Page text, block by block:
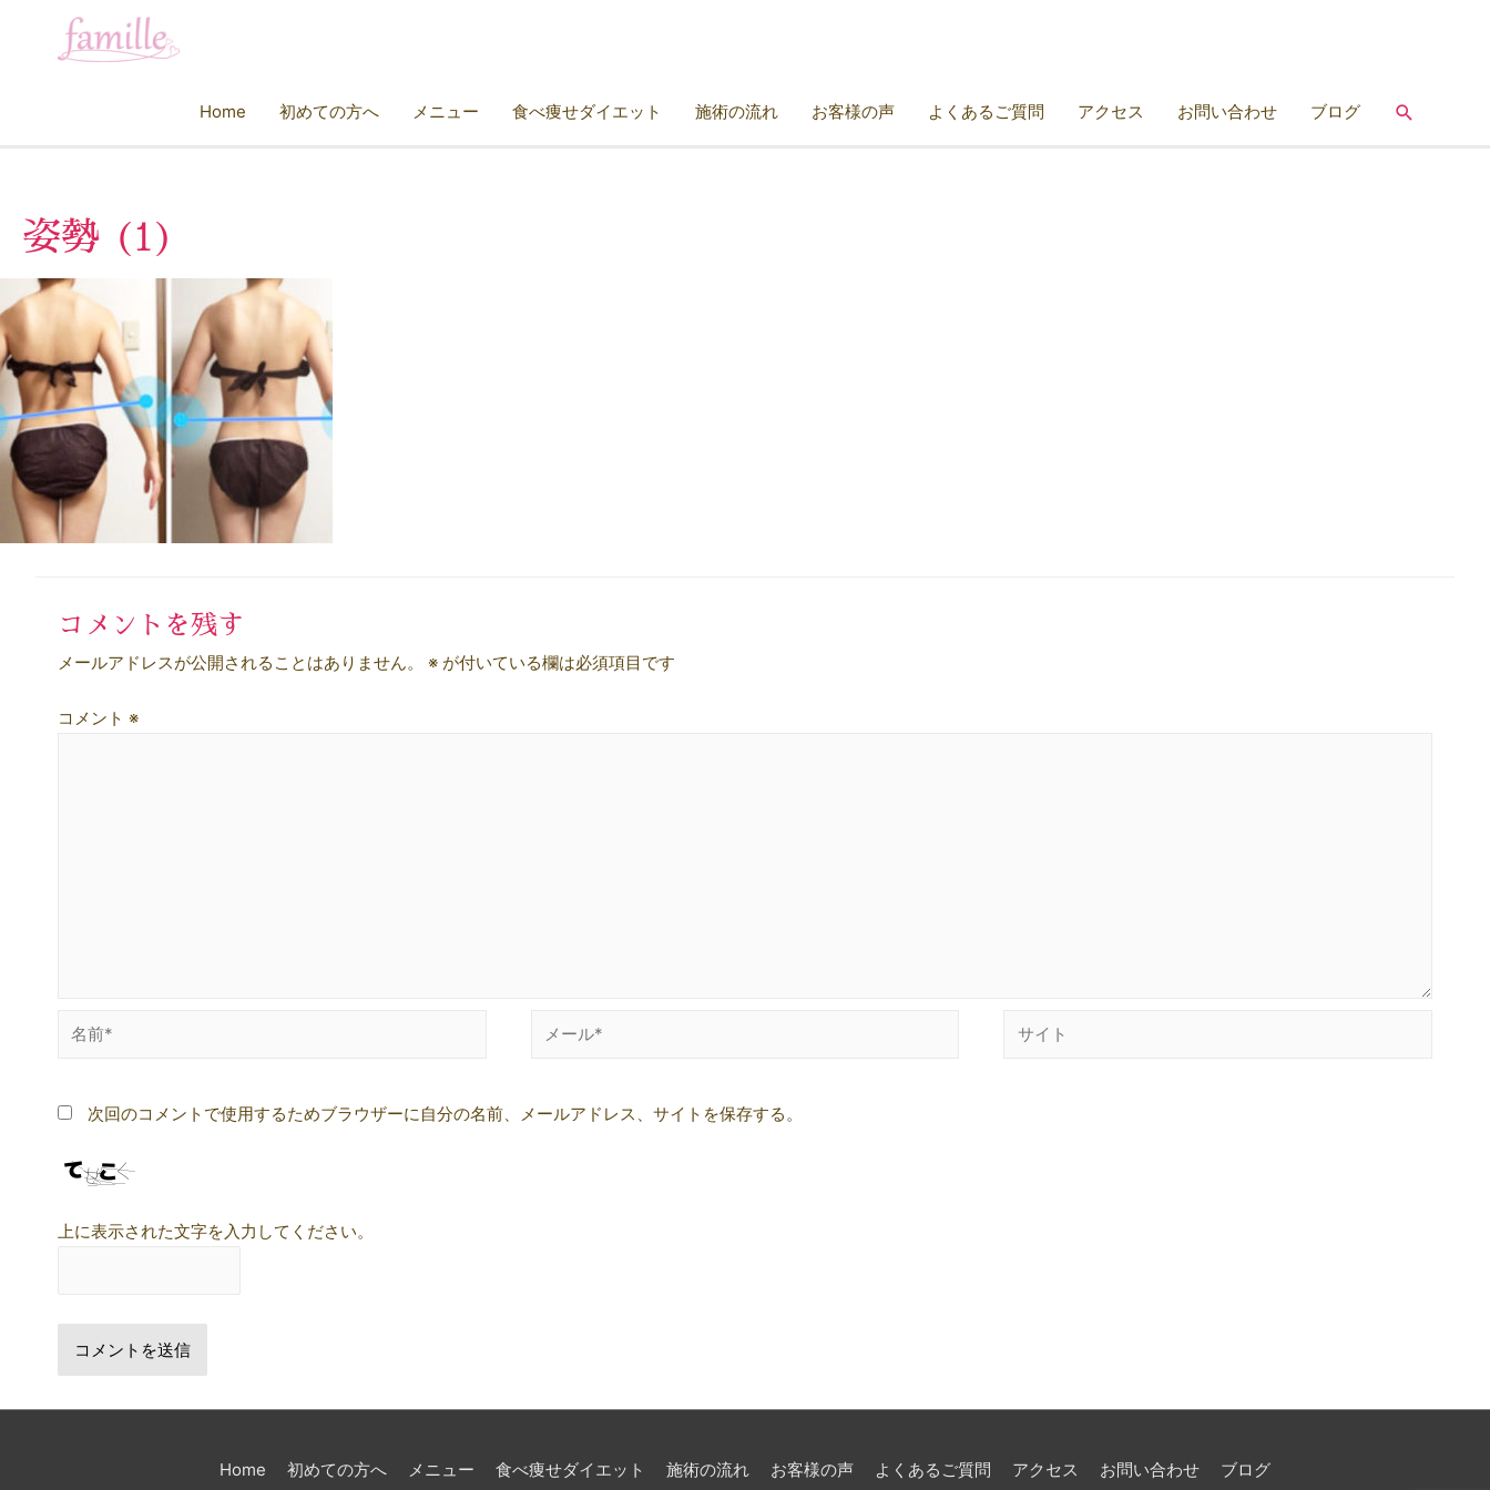
Home 初めての方へ メニュー 食べ痩せダイエット 施術の流れ お客様の声 よくあるご質問 アクセス お問い合わせ ブログ 検
姿勢 (1)
コメントを残す
メールアドレスが公開されることはありません。 ※ が付いている欄は必須項目です
コメント ※
*
次回のコメントで使用するためブラウザーに自分の名前、メールアドレス、サイトを保存する。
上に表示された文字を入力してください。
Home 初めての方へ メニュー 食べ痩せダイエット 施術の流れ お客様の声 よくあるご質問 アクセス お問い合わせ ブログ